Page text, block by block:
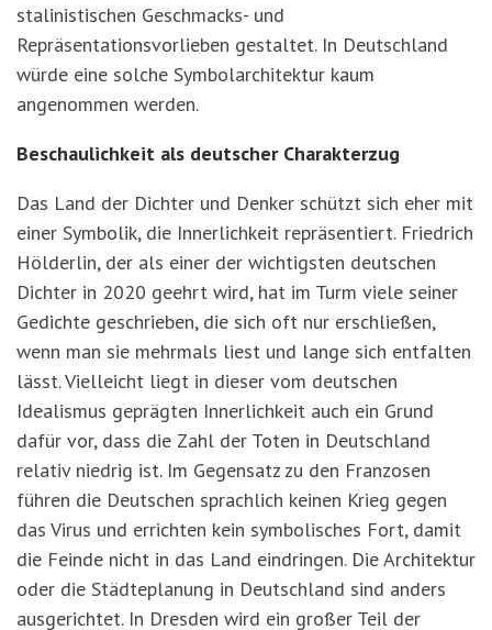
stalinistischen Geschmacks- und
Repräsentationsvorlieben gestaltet. In Deutschland
würde eine solche Symbolarchitektur kaum
angenommen werden.
Beschaulichkeit als deutscher Charakterzug
Das Land der Dichter und Denker schützt sich eher mit
einer Symbolik, die Innerlichkeit repräsentiert. Friedrich
Hölderlin, der als einer der wichtigsten deutschen
Dichter in 2020 geehrt wird, hat im Turm viele seiner
Gedichte geschrieben, die sich oft nur erschließen,
wenn man sie mehrmals liest und lange sich entfalten
lässt. Vielleicht liegt in dieser vom deutschen
Idealismus geprägten Innerlichkeit auch ein Grund
dafür vor, dass die Zahl der Toten in Deutschland
relativ niedrig ist. Im Gegensatz zu den Franzosen
führen die Deutschen sprachlich keinen Krieg gegen
das Virus und errichten kein symbolisches Fort, damit
die Feinde nicht in das Land eindringen. Die Architektur
oder die Städteplanung in Deutschland sind anders
ausgerichtet. In Dresden wird ein großer Teil der